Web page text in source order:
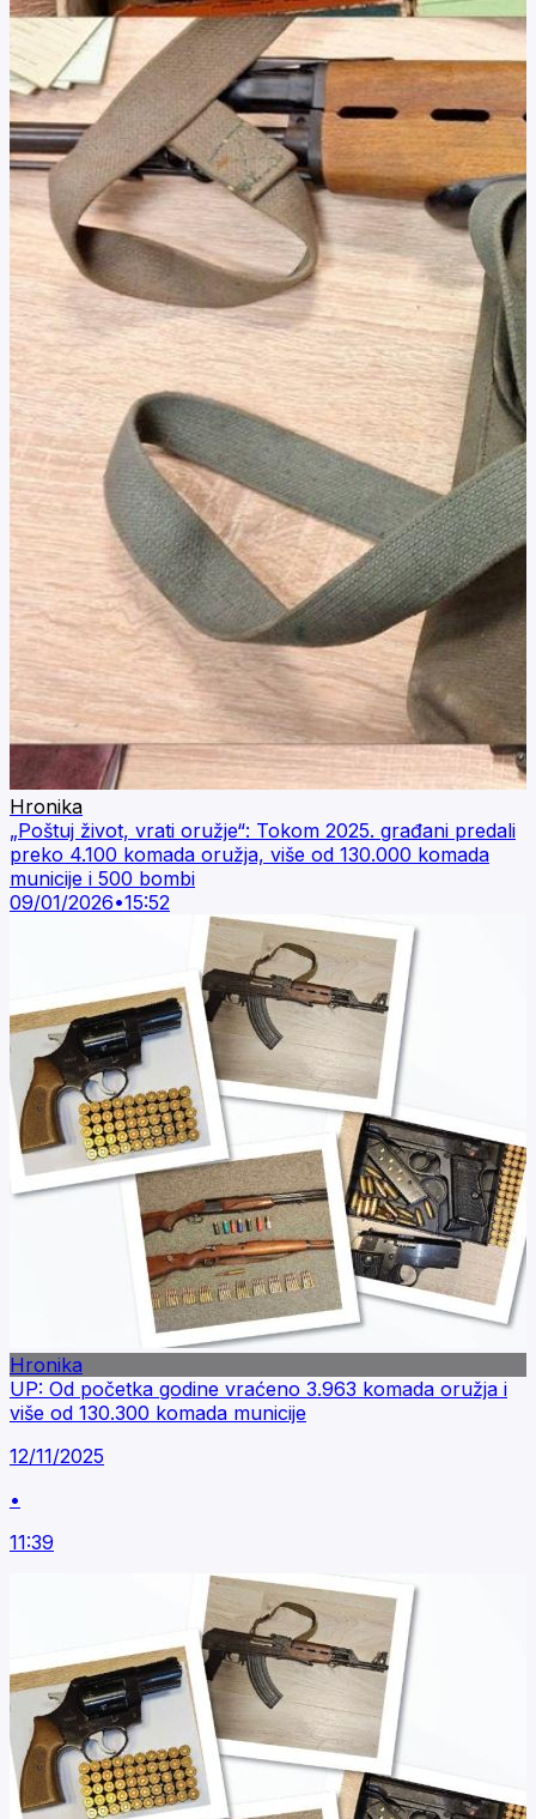
Hronika
„Poštuj život, vrati oružje“: Tokom 2025. građani predali
preko 4.100 komada oružja, više od 130.000 komada
municije i 500 bombi
09/01/2026•15:52
Hronika
UP: Od početka godine vraćeno 3.963 komada oružja i
više od 130.300 komada municije
12/11/2025
•
11:39